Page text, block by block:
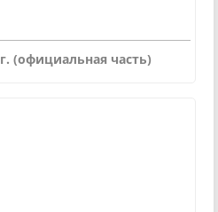
(официальная часть)